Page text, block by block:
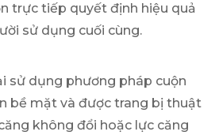
trực tiếp quyết định hiệu quả
sử dụng cuối cùng.
sử dụng phương pháp cuộn
bề mặt và được trang bị thuật
không đổi hoặc lực căng